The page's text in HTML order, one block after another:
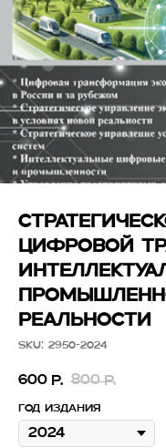
ЦИФРОВОЙ
РЕАЛЬНОСТИ
SKU: 2950-2024
600 р. 800 р.
Год издания